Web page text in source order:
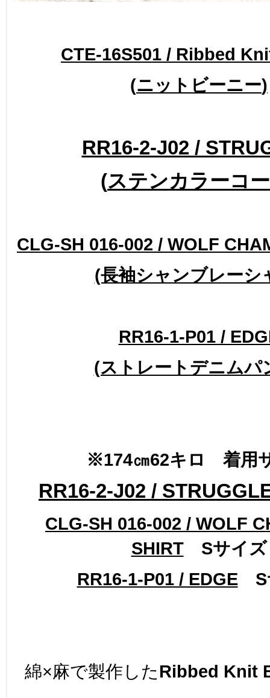
CTE-16S501 / Ribbed
(ニットビーニー)
RR16-2-J02 /
(ステンカラーコ
CLG-SH 016-002 / WOLF
(長袖シャンブレーシ
RR16-1-P01 /
(ストレートデニムパ
※174㎝62キロ 着用
RR16-2-J02 /
CLG-SH 016-002 / WOLF
SHIRTSサイズ
RR16-1-P01 / EDGES
綿×麻で製作したRibbed Knit